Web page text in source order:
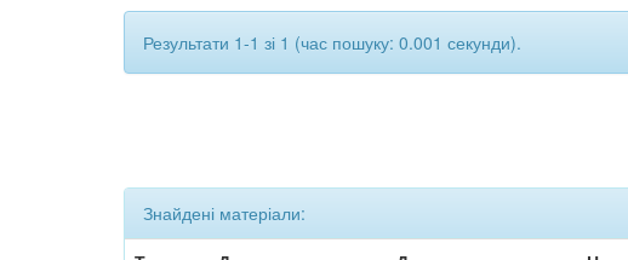
Результати 1-1 зі 1 (час пошуку: 0.001 секунди).
Знайдені матеріали: